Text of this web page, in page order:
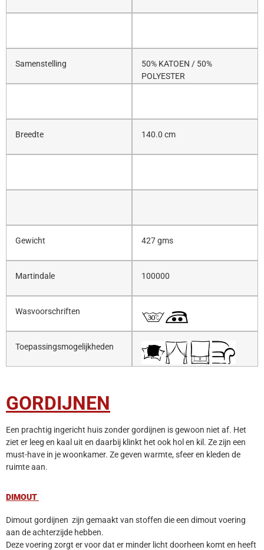
Samenstelling
50% KATOEN / 50%
POLYESTER
Breedte 140.0 cm
Gewicht 427 gms
Martindale 100000
Wasvoorschriften
Toepassingsmogelijkheden
GORDIJNEN
Een prachtig ingericht huis zonder gordijnen is gewoon niet af. Het
ziet er leeg en kaal uit en daarbij klinkt het ook hol en kil. Ze zijn een
must-have in je woonkamer. Ze geven warmte, sfeer en kleden de
ruimte aan.
DIMOUT
Dimout gordijnen zijn gemaakt van stoffen die een dimout voering
aan de achterzijde hebben.
Deze voering zorgt er voor dat er minder licht doorheen komt en heeft